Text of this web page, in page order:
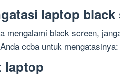
laptop black
mengalami black screen,
coba untuk mengatasinya:
laptop